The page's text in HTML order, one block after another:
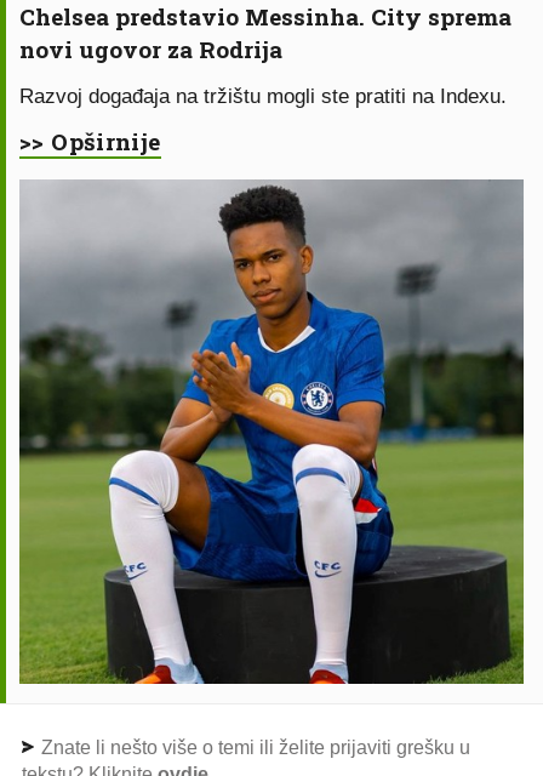
Chelsea predstavio Messinha. City sprema
novi ugovor za Rodrija
Razvoj događaja na tržištu mogli ste pratiti na Indexu.
>> Opširnije
Znate li nešto više o temi ili želite prijaviti grešku u